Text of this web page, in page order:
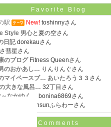
Favorite Blog
駅
New! toshinnyさん
Style 男心と夏の空さん
日記dorekauさん
彗星さん
のブログFitness Queenさん
のおかあし… りんりんぐさん
マイペースブ… あいたろう３３さん
大きな風呂… 32丁目さん
なかゆく…
bonina6869さん
sunsunふらわーさん
Comments